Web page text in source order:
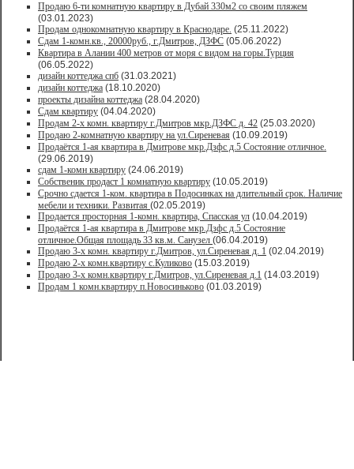
Продаю 6-ти комнатную квартиру в Дубай 330м2 со своим пляжем
(03.01.2023)
Продам однокомнатную квартиру в Краснодаре. (25.11.2022)
Сдам 1-комн.кв., 20000руб., г.Дмитров, ДЗФС (05.06.2022)
Квартира в Алании 400 метров от моря с видом на горы.Турция
(06.05.2022)
дизайн коттеджа спб (31.03.2021)
дизайн коттеджа (18.10.2020)
проекты дизайна коттеджа (28.04.2020)
Сдам квартиру (04.04.2020)
Продам 2-х комн. квартиру г.Дмитров мкр.ДЗФС д. 42 (25.03.2020)
Продаю 2-комнатную квартиру на ул.Сиреневая (10.09.2019)
Продаётся 1-ая квартира в Дмитрове мкр.Дзфс д.5 Состояние отличное.
(29.06.2019)
сдам 1-комн квартиру (24.06.2019)
Собственик продаст 1 комнатную квартиру (10.05.2019)
Срочно сдается 1-ком. квартира в Подосинках на длительный срок. Наличие
мебели и техники. Развитая (02.05.2019)
Продается просторная 1-комн. квартира, Спасская ул (10.04.2019)
Продаётся 1-ая квартира в Дмитрове мкр.Дзфс д.5 Состояние
отличное.Общая площадь 33 кв.м. Санузел (06.04.2019)
Продаю 3-х комн. квартиру г.Дмитров, ул.Сиреневая д. 1 (02.04.2019)
Продаю 2-х комн.квартиру с.Куликово (15.03.2019)
Продаю 3-х комн.квартиру г.Дмитров, ул.Сиреневая д.1 (14.03.2019)
Продам 1 комн.квартиру п.Новосиньково (01.03.2019)